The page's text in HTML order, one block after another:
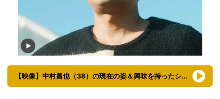
【映像】中村昌也（38）の現在の姿＆興味を持ったシンママ美女